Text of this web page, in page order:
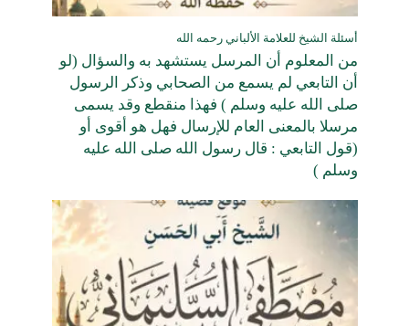
أسئلة الشيخ للعلامة الألباني رحمه الله
من المعلوم أن المرسل يستشهد به والسؤال (لو
أن التابعي لم يسمع من الصحابي وذكر الرسول
صلى الله عليه وسلم ) فهذا منقطع وقد يسمى
مرسلا بالمعنى العام للإرسال فهل هو أقوى أو
(قول التابعي : قال رسول الله صلى الله عليه
وسلم )